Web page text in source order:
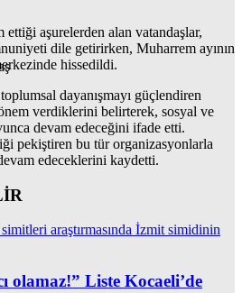
aşurelerden alan vatandaşlar,
dile getirirken, Muharrem ayının
hissedildi.
dayanışmayı güçlendiren
verdiklerini belirterek, sosyal ve
devam edeceğini ifade etti.
pekiştiren bu tür organizasyonlarla
edeceklerini kaydetti.
olamaz!” Liste Kocaeli’de